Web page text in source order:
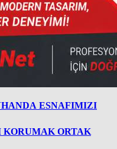
ESNAFIMIZI
KORUMAK ORTAK